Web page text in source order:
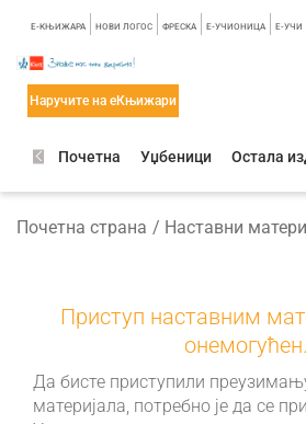
E-КЊИЖАРА НОВИ ЛОГОС ФРЕСКА E-УЧИОНИЦА E-УЧИ
Наручите на еКњижари
Почетна Уџбеници Остала
Почетна страна Наставни
Приступ наставним
онемогућен.
Да бисте приступили
материјала, потребно је да се